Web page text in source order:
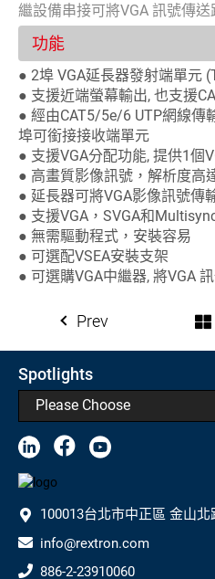
繼設備串接可將VGA 訊號傳
功能
● 2埠 VGA延長器發射端單元
● 支援近端螢幕輸出, 也支援
● 經由CAT5/5e/6 UTP網線傳
埠可銜接接收端單元
● 支援VGA分配功能, 提供1個
● 高畫質影像訊號，解析度高
● 延長器可將VGA影像訊號傳
● 支援VGA，SVGA和
● 無需驅動程式，安裝容易
● 可選配VSEA安裝支架
● 可選購VGA中繼器, 將VGA
Prev
Spotlights
Please Choose
100013台北市中正區 金山北
info@rextron.com
886-2-23910060